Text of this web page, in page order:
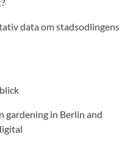
om stadsodlingens
in Berlin and
(digital